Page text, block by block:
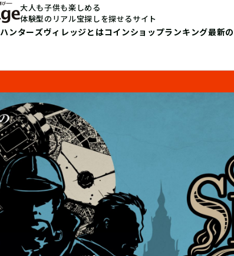
大人も子供も楽しめる
体験型のリアル宝探しを探せるサイト
ハンターズヴィレッジとはコインショップランキング最新